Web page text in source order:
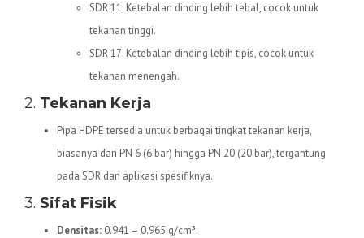
SDR 11: Ketebalan dinding lebih tebal, cocok untuk
tekanan tinggi.
SDR 17: Ketebalan dinding lebih tipis, cocok untuk
tekanan menengah.
2. Tekanan Kerja
Pipa HDPE tersedia untuk berbagai tingkat tekanan kerja,
biasanya dari PN 6 (6 bar) hingga PN 20 (20 bar), tergantung
pada SDR dan aplikasi spesifiknya.
3. Sifat Fisik
Densitas: 0.941 – 0.965 g/cm³.